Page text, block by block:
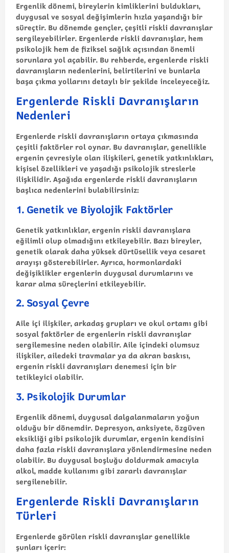
Ergenlik dönemi, bireylerin kimliklerini buldukları,
duygusal ve sosyal değişimlerin hızla yaşandığı bir
süreçtir. Bu dönemde gençler, çeşitli riskli davranışlar
sergileyebilirler. Ergenlerde riskli davranışlar, hem
psikolojik hem de fiziksel sağlık açısından önemli
sorunlara yol açabilir. Bu rehberde, ergenlerde riskli
davranışların nedenlerini, belirtilerini ve bunlarla
başa çıkma yollarını detaylı bir şekilde inceleyeceğiz.
Ergenlerde Riskli Davranışların
Nedenleri
Ergenlerde riskli davranışların ortaya çıkmasında
çeşitli faktörler rol oynar. Bu davranışlar, genellikle
ergenin çevresiyle olan ilişkileri, genetik yatkınlıkları,
kişisel özellikleri ve yaşadığı psikolojik streslerle
ilişkilidir. Aşağıda ergenlerde riskli davranışların
başlıca nedenlerini bulabilirsiniz:
1. Genetik ve Biyolojik Faktörler
Genetik yatkınlıklar, ergenin riskli davranışlara
eğilimli olup olmadığını etkileyebilir. Bazı bireyler,
genetik olarak daha yüksek dürtüsellik veya cesaret
arayışı gösterebilirler. Ayrıca, hormonlardaki
değişiklikler ergenlerin duygusal durumlarını ve
karar alma süreçlerini etkileyebilir.
2. Sosyal Çevre
Aile içi ilişkiler, arkadaş grupları ve okul ortamı gibi
sosyal faktörler de ergenlerin riskli davranışlar
sergilemesine neden olabilir. Aile içindeki olumsuz
ilişkiler, ailedeki travmalar ya da akran baskısı,
ergenin riskli davranışları denemesi için bir
tetikleyici olabilir.
3. Psikolojik Durumlar
Ergenlik dönemi, duygusal dalgalanmaların yoğun
olduğu bir dönemdir. Depresyon, anksiyete, özgüven
eksikliği gibi psikolojik durumlar, ergenin kendisini
daha fazla riskli davranışlara yönlendirmesine neden
olabilir. Bu duygusal boşluğu doldurmak amacıyla
alkol, madde kullanımı gibi zararlı davranışlar
sergilenebilir.
Ergenlerde Riskli Davranışların
Türleri
Ergenlerde görülen riskli davranışlar genellikle
şunları içerir: